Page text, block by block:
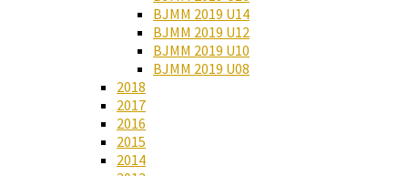
BJMM 2019 U14
BJMM 2019 U12
BJMM 2019 U10
BJMM 2019 U08
2018
2017
2016
2015
2014